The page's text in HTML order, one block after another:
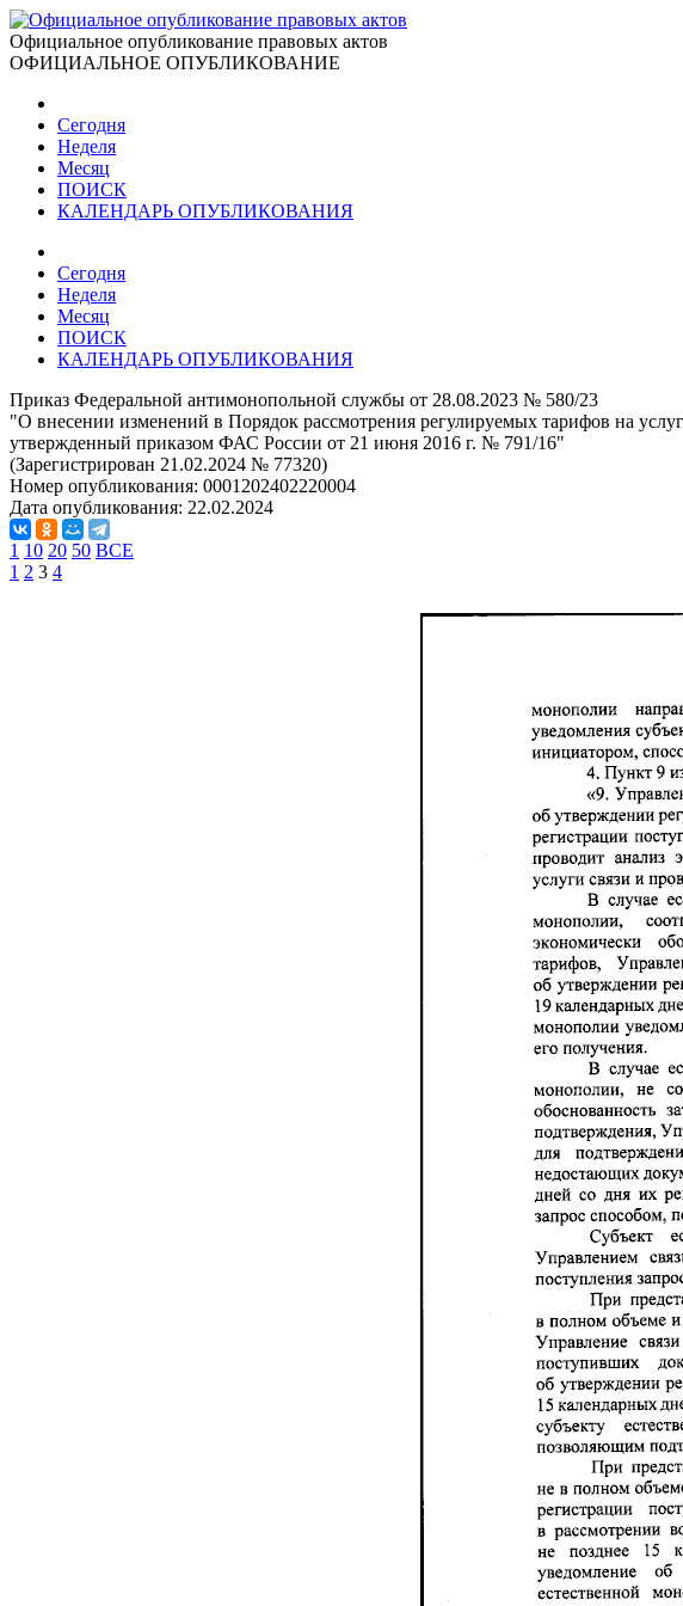
Официальное опубликование правовых актов
ОФИЦИАЛЬНОЕ ОПУБЛИКОВАНИЕ
Сегодня
Неделя
Месяц
ПОИСК
КАЛЕНДАРЬ ОПУБЛИКОВАНИЯ
Сегодня
Неделя
Месяц
ПОИСК
КАЛЕНДАРЬ ОПУБЛИКОВАНИЯ
Приказ Федеральной антимонопольной службы от 28.08.2023 № 580/23
"О внесении изменений в Порядок рассмотрения регулируемых тарифов на
утвержденный приказом ФАС России от 21 июня 2016 г. № 791/16"
(Зарегистрирован 21.02.2024 № 77320)
Номер опубликования: 0001202402220004
Дата опубликования: 22.02.2024
1 10 20 50 ВСЕ
1 2 3 4